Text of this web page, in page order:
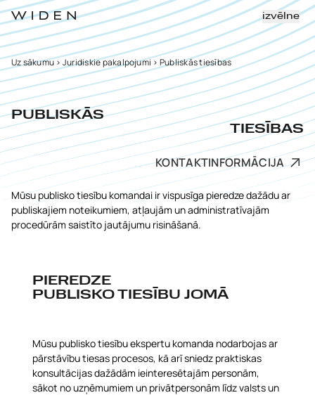
izvēlne
Uz sākumu> Juridiskie pakalpojumi > Publiskās tiesības
PUBLISKĀS
TIESĪBAS
KONTAKTINFORMĀCIJA
Mūsu publisko tiesību komandai ir vispusīga pieredze dažādu ar
publiskajiem noteikumiem, atļaujām un administratīvajām
procedūrām saistīto jautājumu risināšanā.
PIEREDZE
PUBLISKO TIESĪBU JOMĀ
Mūsu publisko tiesību ekspertu komanda nodarbojas ar
pārstāvību tiesas procesos, kā arī sniedz praktiskas
konsultācijas dažādām ieinteresētajām personām,
sākot no uzņēmumiem un privātpersonām līdz valsts un